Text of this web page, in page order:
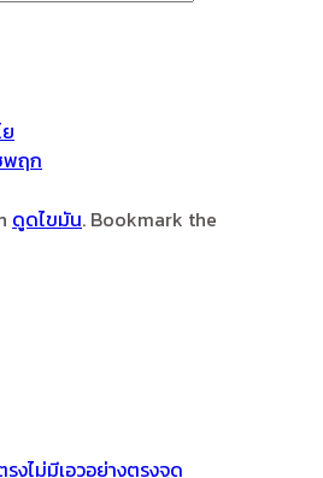
ดูดไขมัน. Bookmark the
ไม่มีเอวอย่างตรงจุด